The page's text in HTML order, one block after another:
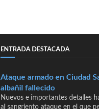
ENTRADA DESTACADA
Ataque armado en Ciudad
albañil fallecido
Nuevos e importantes detalles
al sangriento ataque en el que